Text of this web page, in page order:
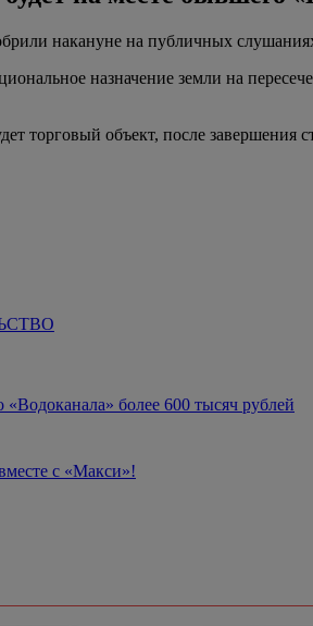
накануне на публичных
назначение земли на
торговый объект, после
более 600 тысяч рублей
с «Макси»!